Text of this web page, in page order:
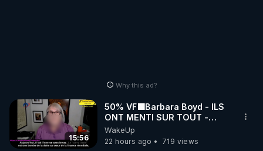
Why this ad?
15:56
50% VF🟩Barbara Boyd - ILS
ONT MENTI SUR TOUT -
Jocelyne Traduction
WakeUp
22 hours ago
719 views